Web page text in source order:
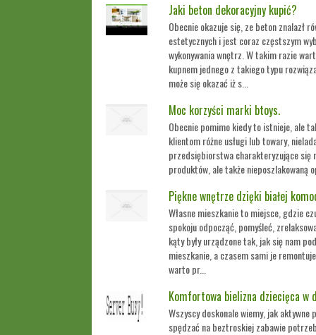
Jaki beton dekoracyjny kupić?
Obecnie okazuje się, ze beton znalazł
estetycznych i jest coraz częstszym
wykonywania wnętrz. W takim razie
kupnem jednego z takiego typu
może się okazać iż s...
Moc korzyści marki btoys.
Obecnie pomimo kiedy to istnieje, ale
klientom różne usługi lub towary,
przedsiębiorstwa charakteryzujące się
produktów, ale także nieposzlakowaną
Piękne wnętrze dzięki białej
Własne mieszkanie to miejsce, gdzie
spokoju odpocząć, pomyśleć,
kąty były urządzone tak, jak się nam
mieszkanie, a czasem sami je
warto pr...
Komfortowa bielizna dziecięca w
Wszyscy doskonale wiemy, jak aktywne
spędzać na beztroskiej zabawie